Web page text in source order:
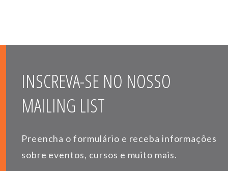
INSCREVA-SE NO NOSSO
MAILING LIST
Preencha o formulário e receba informações
sobre eventos, cursos e muito mais.